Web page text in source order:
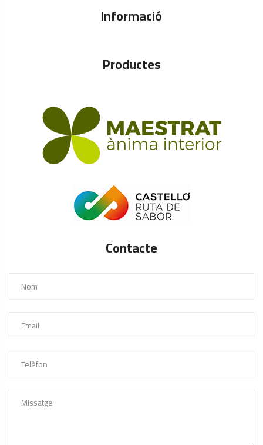
Informació
Productes
Contacte